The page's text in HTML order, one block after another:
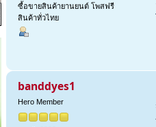
ซื้อขายสินค้ายานยนต์ โพสฟรี
สินค้าทั่วไทย
banddyes1
Hero Member